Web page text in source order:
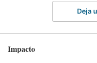
Deja
Impacto